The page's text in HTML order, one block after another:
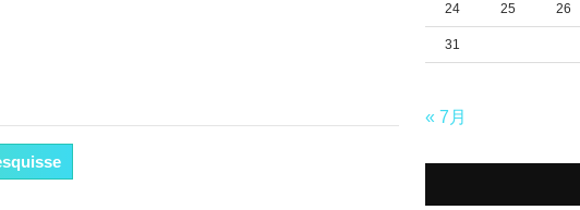
24 25 26
31
« 7月